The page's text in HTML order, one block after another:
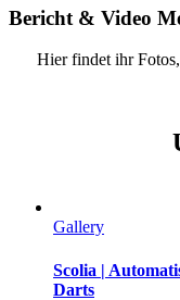
Bericht & Video
Hier findet ihr
Gallery
Scolia |
Darts